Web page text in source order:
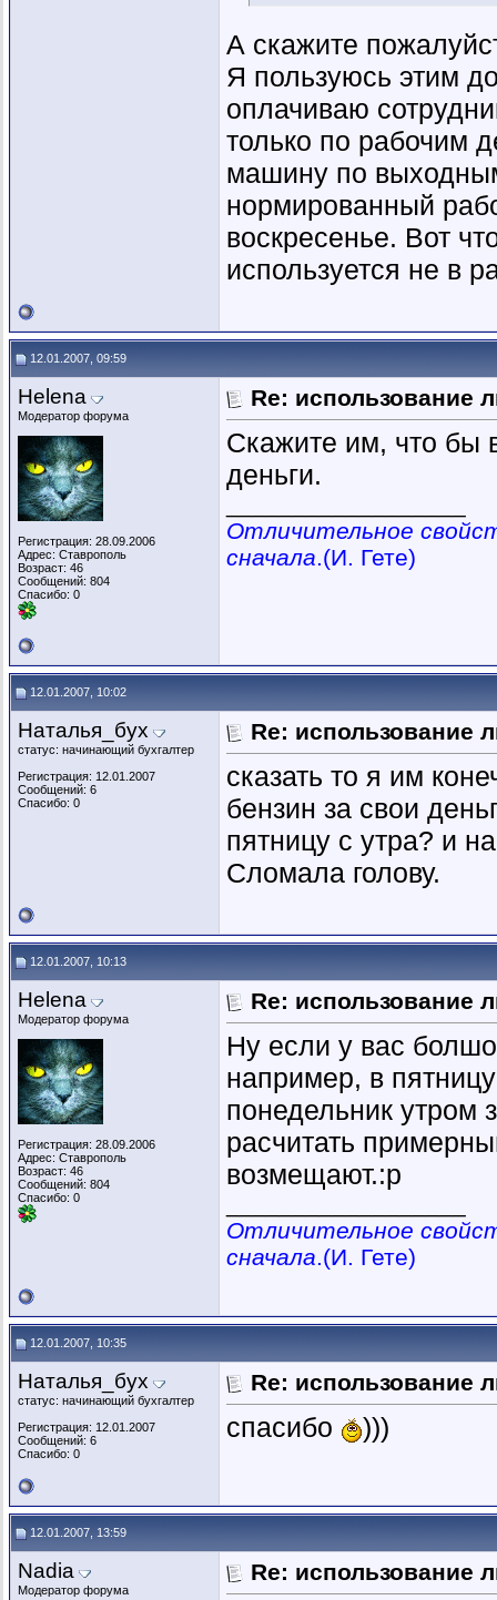
А скажите
Я пользуюсь этим
оплачиваю
только по рабочим
машину по
нормированный
воскресенье. Вот
используется не в
12.01.2007, 09:59
Helena
Модератор форума
Регистрация: 28.09.2006
Адрес: Ставрополь
Возраст: 46
Сообщений: 804
Спасибо: 0
Re: использование
Скажите им, что бы
деньги.
Отличительное
сначала.(И. Гете)
12.01.2007, 10:02
Наталья_бух
статус: начинающий бухгалтер
Регистрация: 12.01.2007
Сообщений: 6
Спасибо: 0
Re: использование
сказать то я им
бензин за свои
пятницу с утра? и
Сломала голову.
12.01.2007, 10:13
Helena
Модератор форума
Регистрация: 28.09.2006
Адрес: Ставрополь
Возраст: 46
Сообщений: 804
Спасибо: 0
Re: использование
Ну если у вас
например, в
понедельник утром
расчитать
возмещают.:p
Отличительное
сначала.(И. Гете)
12.01.2007, 10:35
Наталья_бух
статус: начинающий бухгалтер
Регистрация: 12.01.2007
Сообщений: 6
Спасибо: 0
Re: использование
спасибо )))
12.01.2007, 13:59
Nadia
Модератор форума
Re: использование